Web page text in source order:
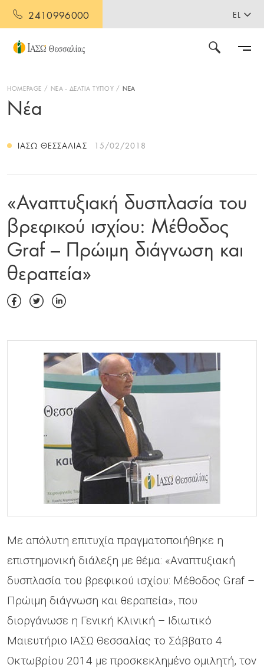
2410996000 EL
HOMEPAGE ΝΕΑ - ΔΕΛΤΙΑ ΤΥΠΟΥ ΝΕΑ
Νέα
ΙΑΣΩ ΘΕΣΣΑΛΊΑΣ 15/02/2018
«Αναπτυξιακή δυσπλασία του
βρεφικού ισχίου: Μέθοδος
Graf – Πρώιμη διάγνωση και
θεραπεία»
Με απόλυτη επιτυχία πραγματοποιήθηκε η
επιστημονική διάλεξη με θέμα: «Αναπτυξιακή
δυσπλασία του βρεφικού ισχίου: Μέθοδος Graf –
Πρώιμη διάγνωση και θεραπεία», που
διοργάνωσε η Γενική Κλινική – Ιδιωτικό
Μαιευτήριο ΙΑΣΩ Θεσσαλίας το Σάββατο 4
Οκτωβρίου 2014 με προσκεκλημένο ομιλητή, τον